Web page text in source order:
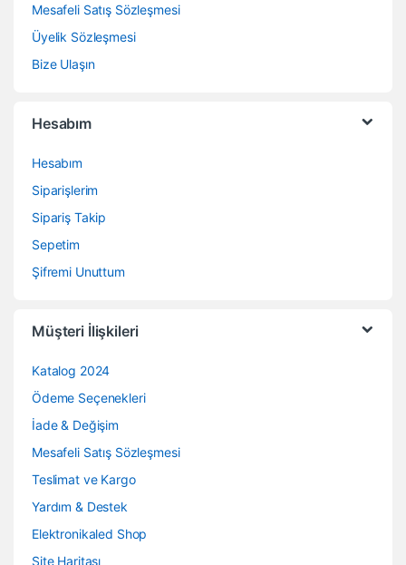
Mesafeli Satış Sözleşmesi
Üyelik Sözleşmesi
Bize Ulaşın
Hesabım
Hesabım
Siparişlerim
Sipariş Takip
Sepetim
Şifremi Unuttum
Müşteri İlişkileri
Katalog 2024
Ödeme Seçenekleri
İade & Değişim
Mesafeli Satış Sözleşmesi
Teslimat ve Kargo
Yardım & Destek
Elektronikaled Shop
Site Haritası